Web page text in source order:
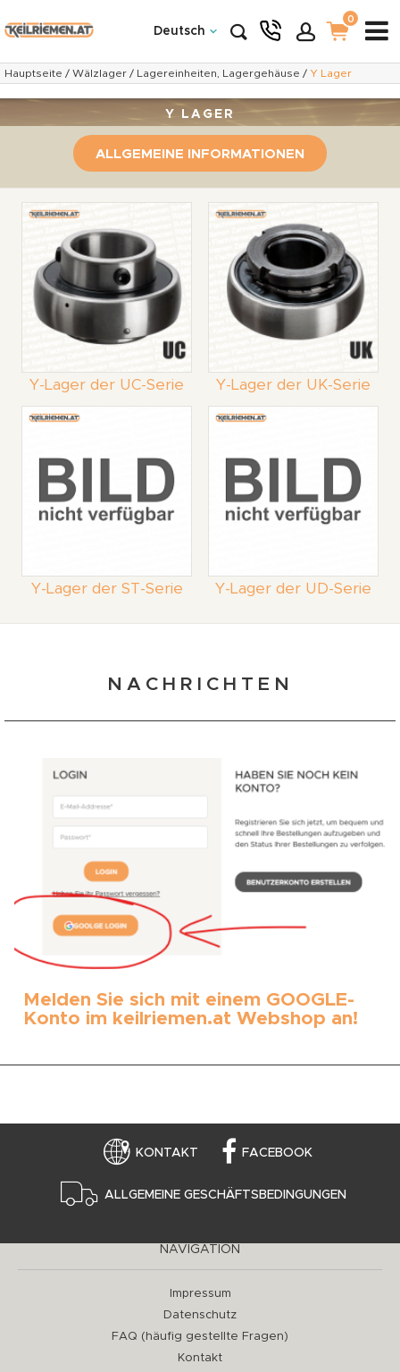
Deutsch
0
Hauptseite / Wälzlager / Lagereinheiten, Lagergehäuse / Y Lager
Y LAGER
ALLGEMEINE INFORMATIONEN
Y-Lager der UC-Serie Y-Lager der UK-Serie
Y-Lager der ST-Serie Y-Lager der UD-Serie
NACHRICHTEN
Melden Sie sich mit einem GOOGLE-
Konto im keilriemen.at Webshop an!
KONTAKT FACEBOOK
ALLGEMEINE GESCHÄFTSBEDINGUNGEN
NAVIGATION
Impressum
Datenschutz
FAQ (häufig gestellte Fragen)
Kontakt